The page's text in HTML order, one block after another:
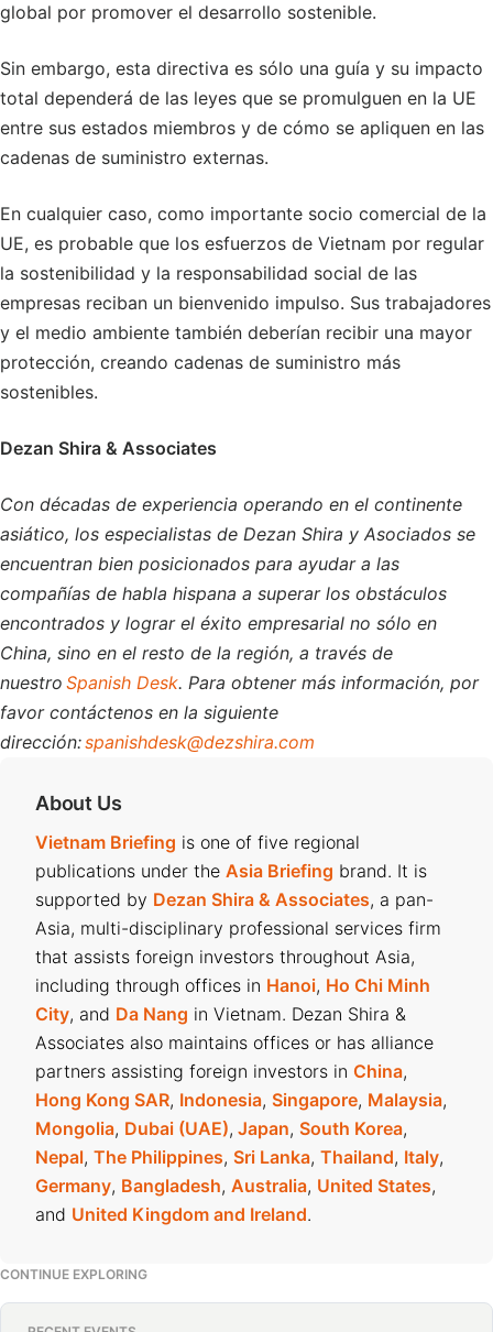
global por promover el desarrollo sostenible.
Sin embargo, esta directiva es sólo una guía y su impacto
total dependerá de las leyes que se promulguen en la UE
entre sus estados miembros y de cómo se apliquen en las
cadenas de suministro externas.
En cualquier caso, como importante socio comercial de la
UE, es probable que los esfuerzos de Vietnam por regular
la sostenibilidad y la responsabilidad social de las
empresas reciban un bienvenido impulso. Sus trabajadores
y el medio ambiente también deberían recibir una mayor
protección, creando cadenas de suministro más
sostenibles.
Dezan Shira & Associates
Con décadas de experiencia operando en el continente
asiático, los especialistas de Dezan Shira y Asociados se
encuentran bien posicionados para ayudar a las
compañías de habla hispana a superar los obstáculos
encontrados y lograr el éxito empresarial no sólo en
China, sino en el resto de la región, a través de
nuestro Spanish Desk. Para obtener más información, por
favor contáctenos en la siguiente
dirección:spanishdesk@dezshira.com
About Us
Vietnam Briefing is one of five regional
publications under the Asia Briefing brand. It is
supported by Dezan Shira & Associates, a pan-
Asia, multi-disciplinary professional services firm
that assists foreign investors throughout Asia,
including through offices in Hanoi, Ho Chi Minh
City, and Da Nang in Vietnam. Dezan Shira &
Associates also maintains offices or has alliance
partners assisting foreign investors in China,
Hong Kong SAR, Indonesia, Singapore, Malaysia,
Mongolia, Dubai (UAE), Japan, South Korea,
Nepal, The Philippines, Sri Lanka, Thailand, Italy,
Germany, Bangladesh, Australia, United States,
and United Kingdom and Ireland.
CONTINUE EXPLORING